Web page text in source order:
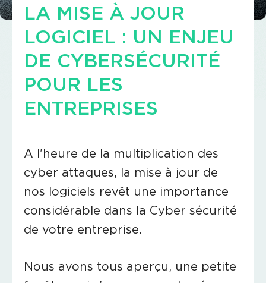
LA MISE À JOUR
LOGICIEL : UN ENJEU
DE CYBERSÉCURITÉ
POUR LES
ENTREPRISES
A l'heure de la multiplication des
cyber attaques, la mise à jour de
nos logiciels revêt une importance
considérable dans la Cyber sécurité
de votre entreprise.
Nous avons tous aperçu, une petite